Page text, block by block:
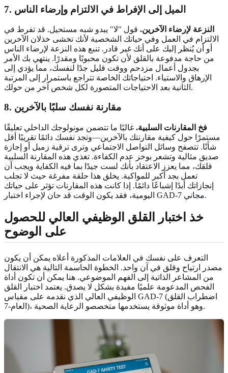
7. الميل إلى الإفراط في الالتزام وإرضاء الناس
النزعة لإرضاء الآخرين. قول "لا" يبدو شبه مستحيل. قد تفرط في
الالتزام في العمل وفي حياتك الشخصية لأنك تخشى خذلان الآخرين
أو أن يُنظر إليك على أنك غير قادر. تنبع هذه النزعة لإرضاء الناس
من حاجة مدفوعة بالقلق لأن تكون محبوبًا ومقدرًا. ينتهي بك الأمر
بجدول أعمال مزدحم ووقت قليل جدًا لنفسك، مما يؤدي إلى
الإرهاق والاستياء. احتياجاتك الخاصة تتراجع باستمرار إلى المرتبة
الثانية بعد الاحتياجات المتصورة لكل شخص آخر من حولك.
8. مقارنة نفسك سلبًا بالآخرين
فخ المقارنات السلبية. غالبًا ما تتضمن مونولوجك الداخلي تعليقًا
مستمرًا حول كيفية مقارنتك بالآخرين—وتجد نفسك دائمًا تقريبًا أقل
شأنًا. تتصفح وسائل التواصل الاجتماعي وترى ترقية زميل أو إجازة
صديق مثالية وتشعر بوخز عدم الكفاءة. تغذي هذه المقارنة السلبية
قلقك، مما يعزز الاعتقاد بأنك لست جيدًا بما فيه الكفاية ويجب أن
تعمل بجد أكبر للمواكبة. يخلق هذا حلقة مفرغة حيث لا تجلب
إنجازاتك أبدًا إشباعًا دائمًا. إذا كانت هذه المقارنات تؤثر على حياتك
اليومية، فقد يكون الوقت قد حان لإجراء
اختبار GAD-7 مجاني.
خذ اختبار القلق الوظيفي العالي للحصول
على الوضوح
التعرف على نفسك في العلامات المذكورة أعلاه يمكن أن يكون
مصدر ارتياح وقلق في آن واحد. الخطوة الحاسمة التالية هي الانتقال
من المشاعر الذاتية إلى الفهم الموضوعي. هنا يمكن أن تكون أداة
الفحص المدعومة علميًا مفيدة بشكل لا يصدق. يعتمد اختبار القلق
الوظيفي العالي الذي نقدمه على مقياس GAD-7 (اضطراب القلق
العام-7)، وهو أداة موثوقة يستخدمها متخصصو الرعاية الصحية.